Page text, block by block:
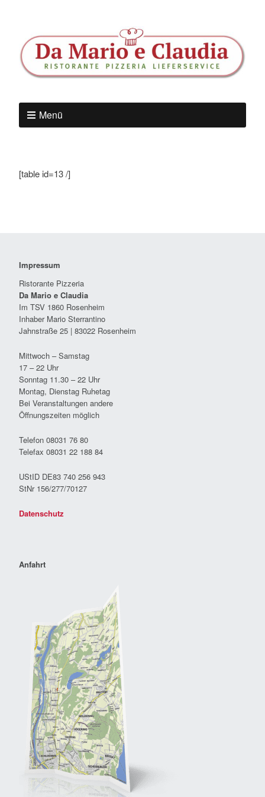
Menü
[table id=13 /]
Impressum
Ristorante Pizzeria
Da Mario e Claudia
Im TSV 1860 Rosenheim
Inhaber Mario Sterrantino
Jahnstraße 25 | 83022 Rosenheim
Mittwoch – Samstag
17 – 22 Uhr
Sonntag 11.30 – 22 Uhr
Montag, Dienstag Ruhetag
Bei Veranstaltungen andere
Öffnungszeiten möglich
Telefon 08031 76 80
Telefax 08031 22 188 84
UStID DE83 740 256 943
StNr 156/277/70127
Datenschutz
Anfahrt